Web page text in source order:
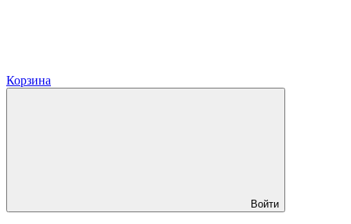
Корзина
Войти